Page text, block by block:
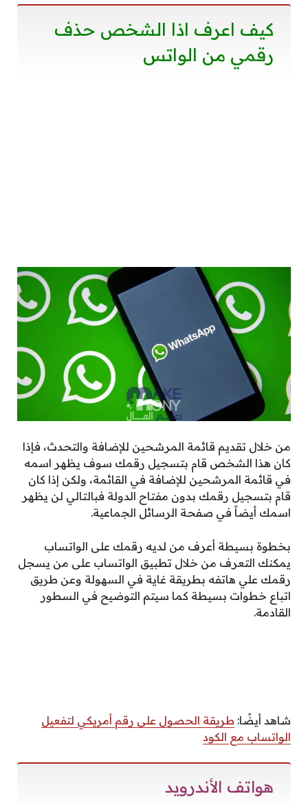
كيف اعرف اذا الشخص حذف
رقمي من الواتس
من خلال تقديم قائمة المرشحين للإضافة والتحدث، فإذا
كان هذا الشخص قام بتسجيل رقمك سوف يظهر اسمه
في قائمة المرشحين للإضافة في القائمة، ولكن إذا كان
قام بتسجيل رقمك بدون مفتاح الدولة فبالتالي لن يظهر
اسمك أيضاً في صفحة الرسائل الجماعية.
بخطوة بسيطة أعرف من لديه رقمك على الواتساب
يمكنك التعرف من خلال تطبيق الواتساب على من يسجل
رقمك علي هاتفه بطريقة غاية في السهولة وعن طريق
اتباع خطوات بسيطة كما سيتم التوضيح في السطور
القادمة.
شاهد أيضًا: طريقة الحصول على رقم أمريكي لتفعيل
الواتساب مع الكود
هواتف الأندرويد